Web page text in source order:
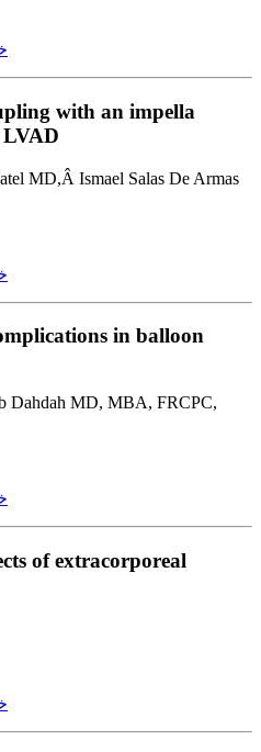
with an impella
LVAD
MD,Â Ismael Salas De Armas
in balloon
Dahdah MD, MBA, FRCPC,
of extracorporeal